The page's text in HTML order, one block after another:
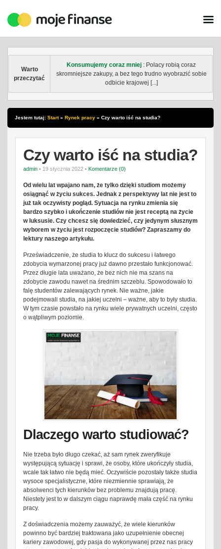
Warto
przeczytać
Konsumujemy coraz mniej : Polacy robią coraz
skromniejsze zakupy, a bez tego trudno wyobrazić sobie
odbicie krajowej [...]
Jestem tutaj: Start» Rynek pracy » Czy warto iść na studia?
Czy warto iść na studia?
admin • 19 stycznia 2022 • Komentarze (0)
Od wielu lat wpajano nam, że tylko dzięki studiom możemy
osiągnąć w życiu sukces. Jednak z perspektywy lat nie jest to
już tak oczywisty pogląd. Sytuacja na rynku zmienia się
bardzo szybko i ukończenie studiów nie jest receptą na życie
w luksusie. Czy chcesz się dowiedzieć, czy jedynym słusznym
wyborem w życiu jest rozpoczęcie studiów? Zapraszamy do
lektury naszego artykułu.
Przeświadczenie, że studia to klucz do sukcesu i łatwego
zdobycia wymarzonej pracy już dawno przestało funkcjonować.
Przez długie lata uważano, że bez nich nie ma szans na
zdobycie zawodu nawet na średnim szczeblu. Spowodowało to
falę studentów zalewających rynek. Nie ważne, jakie
podejmowali studia, na jakiej uczelni – ważne, aby to były studia.
W tym czasie powstało na rynku wiele prywatnych uczelni, często
o wątpliwym poziomie.
Dlaczego warto studiować?
Nie trzeba było długo czekać, aż sam rynek zweryfikuje
występującą sytuację i sprawi, że osoby, które ukończyły studia,
wcale tak łatwo nie będą mieć. Oczywiście pozostały także studia
wysoce specjalistyczne, które niezmiennie sprawiają, że
absolwenci tych kierunków bez problemu znajdują pracę.
Niestety jest to w dalszym ciągu naprawdę mała część na rynku
pracy.
Z doświadczenia możemy zauważyć, że wiele kierunków
powinno być bardziej traktowana jako uzupełnienie obecnej
kariery zawodowej, gdy pasja do wykonywanej przez nas pracy